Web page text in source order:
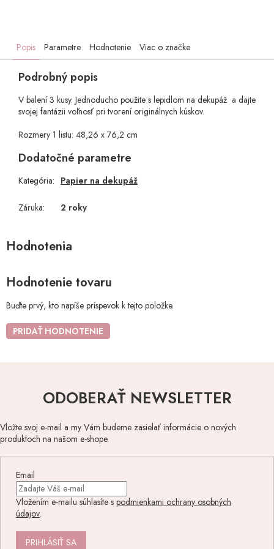
Popis Parametre Hodnotenie Viac o značke
Podrobný popis
V balení 3 kusy. Jednoducho použite s lepidlom na dekupáž a dajte
svojej fantázii voľnosť pri tvorení originálnych kúskov.
Rozmery 1 listu: 48,26 x 76,2 cm
Dodatočné parametre
Kategória: Papier na dekupáž
Záruka: 2 roky
Hodnotenie tovaru
Buďte prvý, kto napíše príspevok k tejto položke.
PRIDAŤ HODNOTENIE
ODOBERAŤ NEWSLETTER
Vložte svoj e-mail a my Vám budeme zasielať informácie o nových
produktoch na našom e-shope.
Email
Vložením e-mailu súhlasíte s podmienkami ochrany osobných
údajov.
PRIHLÁSIŤ SA